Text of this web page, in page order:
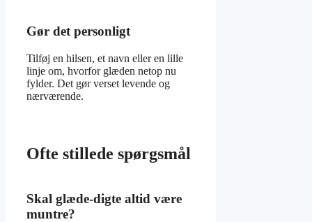
Gør det personligt
Tilføj en hilsen, et navn eller en lille
linje om, hvorfor glæden netop nu
fylder. Det gør verset levende og
nærværende.
Ofte stillede spørgsmål
Skal glæde-digte altid være
muntre?